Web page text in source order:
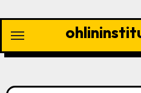
content